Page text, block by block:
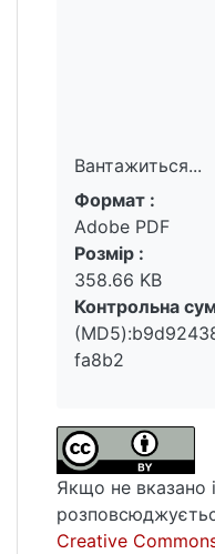
Вантажиться...
Вантажиться...
Формат :
Adobe PDF
Розмір :
358.66 KB
Контрольна
fa8b2
Якщо не вказано
Creative